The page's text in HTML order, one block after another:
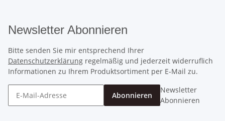
Newsletter Abonnieren
Bitte senden Sie mir entsprechend Ihrer
Datenschutzerklärung regelmäßig und jederzeit widerruflich
Informationen zu Ihrem Produktsortiment per E-Mail zu.
Abonnieren
Newsletter
Abonnieren